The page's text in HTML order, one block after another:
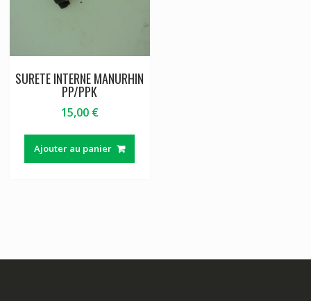
SURETE INTERNE MANURHIN
PP/PPK
15,00 €
Ajouter au panier